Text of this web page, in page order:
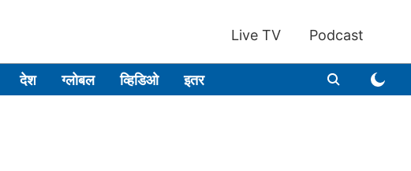
Live TV Podcast
देश ग्लोबल व्हिडिओ इतर